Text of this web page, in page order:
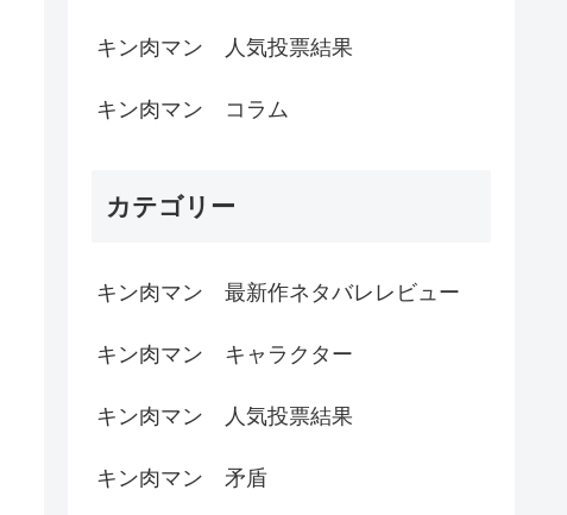
キン肉マン 人気投票結果
キン肉マン コラム
カテゴリー
キン肉マン 最新作ネタバレレビュー
キン肉マン キャラクター
キン肉マン 人気投票結果
キン肉マン 矛盾